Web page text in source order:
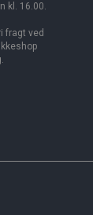
kl. 16.00.
fragt ved